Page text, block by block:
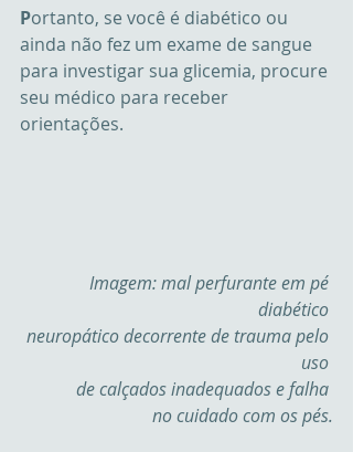
Portanto, se você é diabético ou
ainda não fez um exame de sangue
para investigar sua glicemia, procure
seu médico para receber
orientações.
Imagem: mal perfurante em pé
diabético
neuropático decorrente de trauma pelo
uso
de calçados inadequados e falha
no cuidado com os pés.